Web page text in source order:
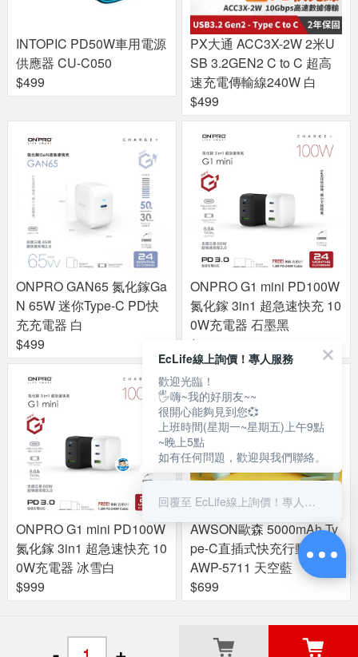
INTOPIC PD50W車用電源
供應器 CU-C050
$499
PX大通 ACC3X-2W 2米U
SB 3.2GEN2 C to C 超高
速充電傳輸線240W 白
$499
ONPRO GAN65 氮化鎵Ga
N 65W 迷你Type-C PD快
充充電器 白
$499
ONPRO G1 mini PD100W
氮化鎵 3in1 超急速快充 10
0W充電器 石墨黑
$999
ONPRO G1 mini PD100W
氮化鎵 3in1 超急速快充 10
0W充電器 冰雪白
$999
AWSON歐森 5000mAh Ty
pe-C直插式快充行動電源
AWP-5711 天空藍
$699
關於良興
EcLife線上詢價！專人服務
歡迎光臨！
🖐嗨~我的好朋友~~
很開心能夠見到您💞
上班時間(星期一~星期五)上午9點
~晚上5點
如有任何問題，歡迎與我們聯絡。
回覆至 EcLife線上詢價！專人服務